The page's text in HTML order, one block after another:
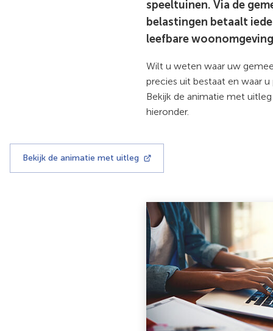
speeltuinen. Via de
belastingen betaalt
leefbare
Wilt u weten waar uw
precies uit bestaat en waar
Bekijk de animatie met
hieronder.
Bekijk de animatie met uitleg
(Verwijst